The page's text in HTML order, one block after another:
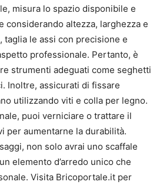
misura lo spazio disponibile e
considerando altezza, larghezza e
taglia le assi con precisione e
professionale. Pertanto, è
strumenti adeguati come seghetti
Inoltre, assicurati di fissare
utilizzando viti e colla per legno.
puoi verniciare o trattare il
per aumentarne la durabilità.
non solo avrai uno scaffale
elemento d’arredo unico che
Visita Bricoportale.it per